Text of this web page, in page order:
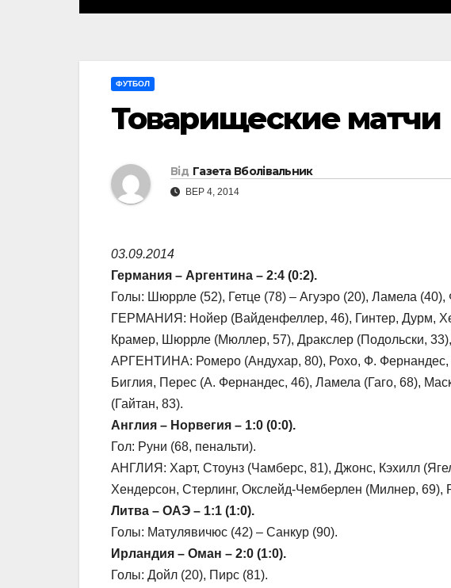
ФУТБОЛ
Товарищеские матчи
Від Газета Вболівальник
ВЕР 4, 2014
03.09.2014
Германия – Аргентина – 2:4 (0:2).
Голы: Шюррле (52), Гетце (78) – Агуэро (20), Ламела
ГЕРМАНИЯ: Нойер (Вайденфеллер, 46), Гинтер, Дурм,
Крамер, Шюррле (Мюллер, 57), Дракслер (Подольски,
АРГЕНТИНА: Ромеро (Андухар, 80), Рохо, Ф. Фернандес,
Биглия, Перес (А. Фернандес, 46), Ламела (Гаго, 68),
(Гайтан, 83).
Англия – Норвегия – 1:0 (0:0).
Гол: Руни (68, пенальти).
АНГЛИЯ: Харт, Стоунз (Чамберс, 81), Джонс, Кэхилл
Хендерсон, Стерлинг, Окслейд-Чемберлен (Милнер, 69),
Литва – ОАЭ – 1:1 (1:0).
Голы: Матулявичюс (42) – Санкур (90).
Ирландия – Оман – 2:0 (1:0).
Голы: Дойл (20), Пирс (81).